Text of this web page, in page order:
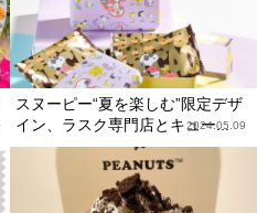
スヌーピー“夏を楽しむ”限定デザ
イン、ラスク専門店とキュー...
2024.05.09